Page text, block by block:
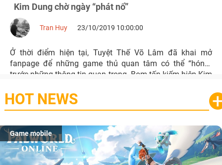
Kim Dung chờ ngày “phát nổ”
Tran Huy 23/10/2019 10:00:00
Ở thời điểm hiện tại, Tuyệt Thế Võ Lâm đã khai mở
fanpage để những game thủ quan tâm có thể “hóng”
trước những thông tin quan trọng. Bom tấn kiếm hiệp Kim
mắt sớm nhất.
HOT NEWS
Game mobile